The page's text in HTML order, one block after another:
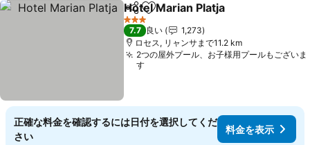
シェアお気に入りに追加
Hotel Marian Platja
3 ホテルのランク
7.7 良い
1,273
ロセス, リャンサまで11.2 km
2つの屋外プール、お子様用プールもございま
す
正確な料金を確認するには日付を選択してくだ
さい
料金を表示